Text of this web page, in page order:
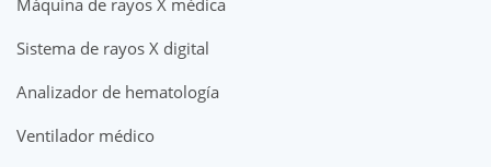
Máquina de rayos X médica
Sistema de rayos X digital
Analizador de hematología
Ventilador médico